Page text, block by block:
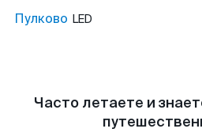
Пулково LED
Часто летаете и